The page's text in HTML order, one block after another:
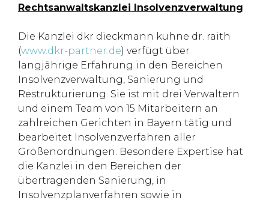
Rechtsanwaltskanzlei Insolvenzverwaltung
Die Kanzlei dkr dieckmann kuhne dr. raith
(www.dkr-partner.de) verfügt über
langjährige Erfahrung in den Bereichen
Insolvenzverwaltung, Sanierung und
Restrukturierung. Sie ist mit drei Verwaltern
und einem Team von 15 Mitarbeitern an
zahlreichen Gerichten in Bayern tätig und
bearbeitet Insolvenzverfahren aller
Größenordnungen. Besondere Expertise hat
die Kanzlei in den Bereichen der
übertragenden Sanierung, in
Insolvenzplanverfahren sowie in